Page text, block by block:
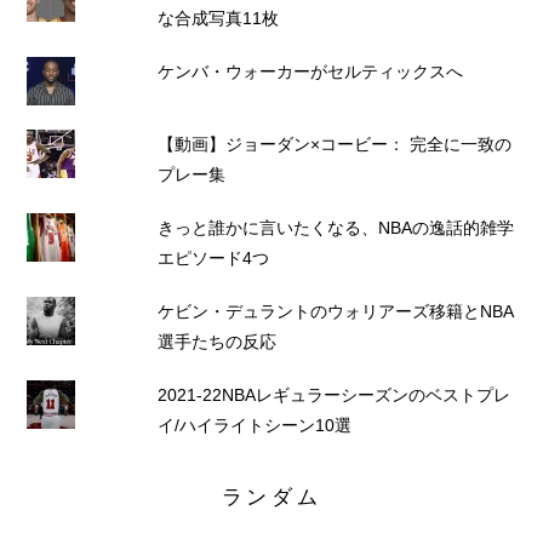
な合成写真11枚
ケンバ・ウォーカーがセルティックスへ
【動画】ジョーダン×コービー： 完全に一致の
プレー集
きっと誰かに言いたくなる、NBAの逸話的雑学
エピソード4つ
ケビン・デュラントのウォリアーズ移籍とNBA
選手たちの反応
2021-22NBAレギュラーシーズンのベストプレ
イ/ハイライトシーン10選
ランダム